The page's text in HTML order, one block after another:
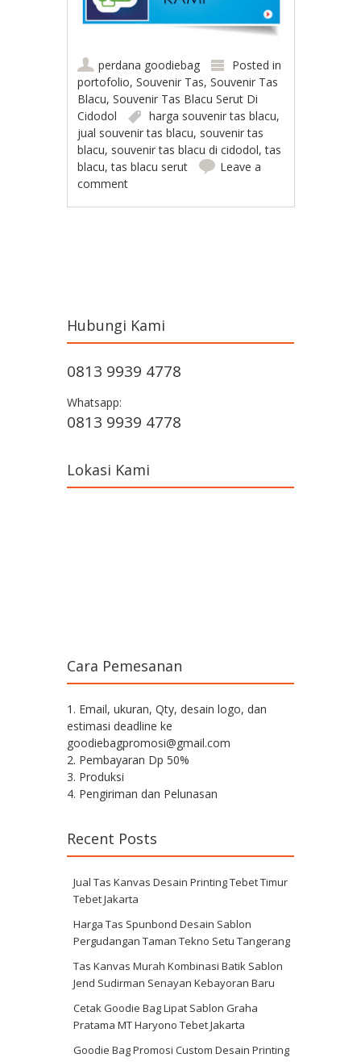
perdana goodiebag
Posted in
portofolio,Souvenir Tas,Souvenir Tas
Blacu,Souvenir Tas Blacu Serut Di
Cidodol
harga souvenir tas blacu,
jual souvenir tas blacu, souvenir tas
blacu, souvenir tas blacu di cidodol,tas
blacu,tas blacu serut
Leave a
comment
Hubungi Kami
0813 9939 4778
Whatsapp:
0813 9939 4778
Lokasi Kami
Cara Pemesanan
1. Email, ukuran, Qty, desain logo, dan
estimasi deadline ke
goodiebagpromosi@gmail.com
2. Pembayaran Dp 50%
3. Produksi
4. Pengiriman dan Pelunasan
Recent Posts
Jual Tas Kanvas Desain Printing Tebet Timur
Tebet Jakarta
Harga Tas Spunbond Desain Sablon
Pergudangan Taman Tekno Setu Tangerang
Tas Kanvas Murah Kombinasi Batik Sablon
Jend Sudirman Senayan Kebayoran Baru
Cetak Goodie Bag Lipat Sablon Graha
Pratama MT Haryono Tebet Jakarta
Goodie Bag Promosi Custom Desain Printing